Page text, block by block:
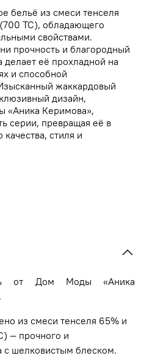
бельё из смеси тенселя
ТС), обладающего
свойствами.
прочность и благородный
её прохладной на
и способной
жаккардовый
дизайн,
«Аника Керимова»,
серии, превращая её в
стиля и
от Дом Моды «Аника
из смеси тенселя 65% и
— прочного и
с шелковистым блеском.